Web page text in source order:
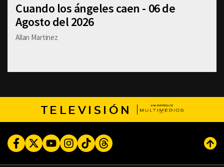
Cuando los ángeles caen - 06 de
Agosto del 2026
Allan Martinez
TELEVISIÓN
FacebookTwitterYoutubeInstagram
TikTokThreads